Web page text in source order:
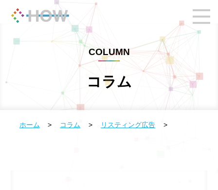
COLUMN
コラム
ホーム > コラム > リスティング広告 >